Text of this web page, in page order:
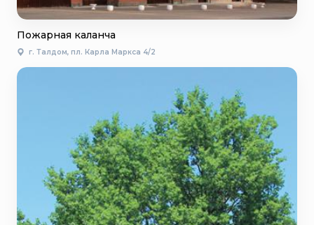
Пожарная каланча
г. Талдом, пл. Карла Маркса 4/2